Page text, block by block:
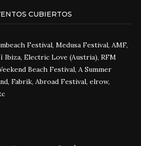
CUBIERTOS
Festival, Medusa Festival, AMF,
Ibiza, Electric Love (Austria), RFM
Beach Festival, A Summer
Fabrik, Abroad Festival, elrow,